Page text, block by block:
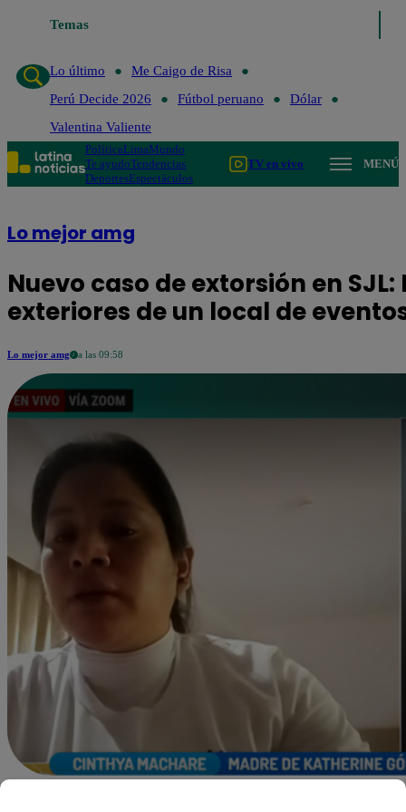
Temas
Lo último
Me Caigo de Risa
Perú Decide 2026
Fútbol peruano
Dólar
Valentina Valiente
PolíticaLimaMundo
Te ayudoTendencias
DeportesEspectáculos
TV en vivo MENÚ
Lo mejor amg
Nuevo caso de extorsión en
exteriores de un local de
Lo mejor amg a las 09:58